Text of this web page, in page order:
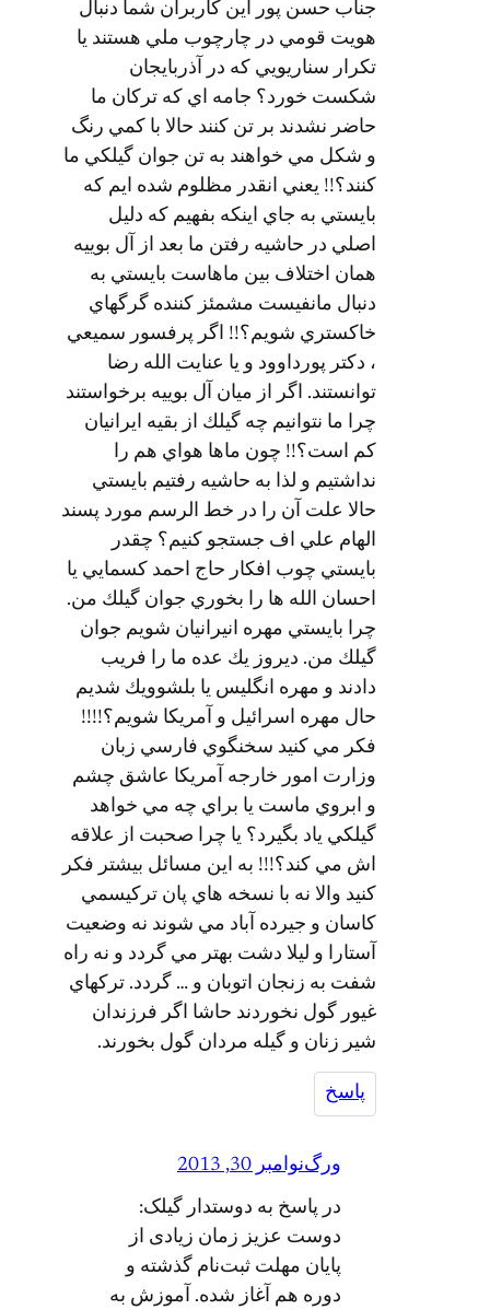
جناب حسن پور اين كاربران شما دنبال
هويت قومي در چارچوب ملي هستند يا
تكرار سناريويي كه در آذربايجان
شكست خورد؟ جامه اي كه تركان ما
حاضر نشدند بر تن كنند حالا با كمي رنگ
و شكل مي خواهند به تن جوان گيلكي ما
كنند؟!! يعني انقدر مظلوم شده ايم كه
بايستي به جاي اينكه بفهيم كه دليل
اصلي در حاشيه رفتن ما بعد از آل بوييه
همان اختلاف بين ماهاست بايستي به
دنبال مانفيست مشمئز كننده گرگهاي
خاكستري شويم؟!! اگر پرفسور سميعي
، دكتر پورداوود و يا عنايت الله رضا
توانستند. اگر از ميان آل بوييه برخواستند
چرا ما نتوانيم چه گيلك از بقيه ايرانيان
كم است؟!! چون ماها هواي هم را
نداشتيم و لذا به حاشيه رفتيم بايستي
حالا علت آن را در خط الرسم مورد پسند
الهام علي اف جستجو كنيم؟ چقدر
بايستي چوب افكار حاج احمد كسمايي يا
احسان الله ها را بخوري جوان گيلك من.
چرا بايستي مهره انيرانيان شويم جوان
گيلك من. ديروز يك عده ما را فريب
دادند و مهره انگليس يا بلشوويك شديم
حال مهره اسرائيل و آمريكا شويم؟!!!!
فكر مي كنيد سخنگوي فارسي زبان
وزارت امور خارجه آمريكا عاشق چشم
و ابروي ماست يا براي چه مي خواهد
گيلكي ياد بگيرد؟ يا چرا صحبت از علاقه
اش مي كند؟!!! به اين مسائل بيشتر فكر
كنيد والا نه با نسخه هاي پان تركيسمي
كاسان و جيرده آباد مي شوند نه وضعيت
آستارا و ليلا دشت بهتر مي گردد و نه راه
شفت به زنجان اتوبان و … گردد. تركهاي
غيور گول نخوردند حاشا اگر فرزندان
شير زنان و گيله مردان گول بخورند.
پاسخ
ورگنوامبر 30, 2013
در پاسخ به دوستدار گیلک:
دوست عزیز زمان زیادی از
پایان مهلت ثبت‌نام گذشته و
دوره هم آغاز شده. آموزش به